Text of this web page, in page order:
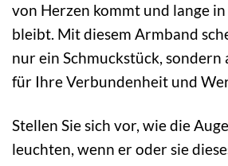
von Herzen kommt und lange
bleibt. Mit diesem Armband
nur ein Schmuckstück, sondern
für Ihre Verbundenheit und
Stellen Sie sich vor, wie die
leuchten, wenn er oder sie